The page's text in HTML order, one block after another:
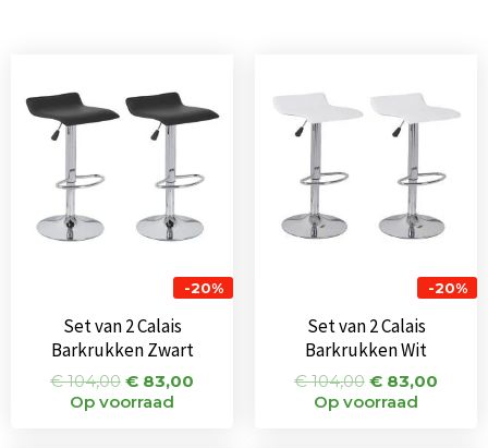
-20%
Set van 2 Calais
Barkrukken Zwart
€104,00
was:
€ 104,00.
€ 83,00
is:
€ 83,00.
Op voorraad
-20%
Set van 2 Calais
Barkrukken Wit
€104,00
was:
€ 104,00.
€ 83,00
is:
€
Op voorraad